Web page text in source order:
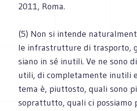
2011, Roma.
(5) Non si intende
le infrastrutture di trasporto,
siano in sé inutili. Ve ne sono
utili, di completamente inutili
tema è, piuttosto, quali sono
soprattutto, quali ci possiamo